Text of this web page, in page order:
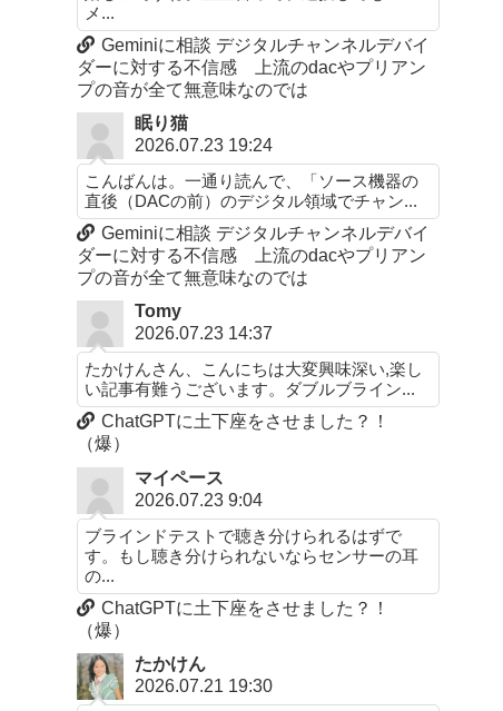
メ...
Geminiに相談 デジタルチャンネルデバイ
ダーに対する不信感 上流のdacやプリアン
プの音が全て無意味なのでは
眠り猫
2026.07.23 19:24
こんばんは。一通り読んで、「ソース機器の
直後（DACの前）のデジタル領域でチャン...
Geminiに相談 デジタルチャンネルデバイ
ダーに対する不信感 上流のdacやプリアン
プの音が全て無意味なのでは
Tomy
2026.07.23 14:37
たかけんさん、こんにちは大変興味深い,楽し
い記事有難うございます。ダブルブライン...
ChatGPTに土下座をさせました？！
（爆）
マイペース
2026.07.23 9:04
ブラインドテストで聴き分けられるはずで
す。もし聴き分けられないならセンサーの耳
の...
ChatGPTに土下座をさせました？！
（爆）
たかけん
2026.07.21 19:30